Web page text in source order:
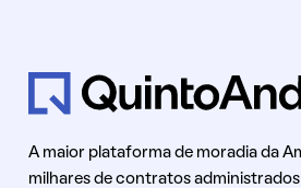
A maior plataforma de moradia da
milhares de contratos